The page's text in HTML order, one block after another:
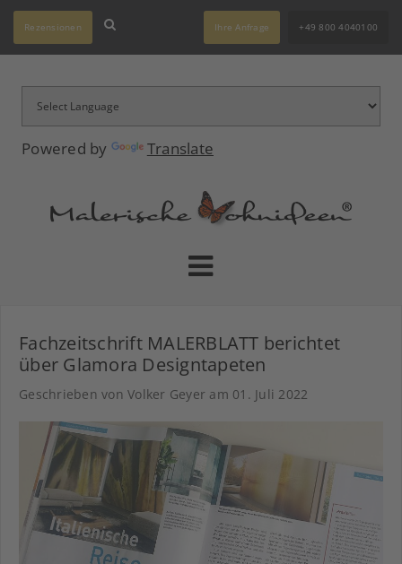
Powered by Translate
Rezensionen Ihre Anfrage +49 800 4040100
Fachzeitschrift MALERBLATT berichtet
über Glamora Designtapeten
Geschrieben von Volker Geyer am 01. Juli 2022